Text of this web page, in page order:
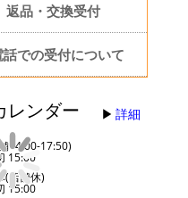
返品・交換受付
話での受付について
レンダー 詳細
14:00-17:50)
15:00
(店舗休)
15:00